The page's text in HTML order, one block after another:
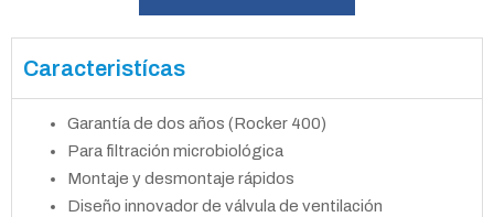
Caracteristícas
Garantía de dos años (Rocker 400)
Para filtración microbiológica
Montaje y desmontaje rápidos
Diseño innovador de válvula de ventilación